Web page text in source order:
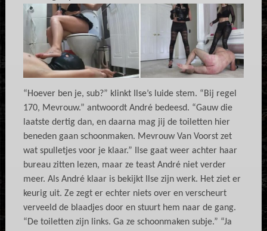
“Hoever ben je, sub?” klinkt Ilse’s luide stem. “Bij regel
170, Mevrouw.” antwoordt André bedeesd. “Gauw die
laatste dertig dan, en daarna mag jij de toiletten hier
beneden gaan schoonmaken. Mevrouw Van Voorst zet
wat spulletjes voor je klaar.” Ilse gaat weer achter haar
bureau zitten lezen, maar ze teast André niet verder
meer. Als André klaar is bekijkt Ilse zijn werk. Het ziet er
keurig uit. Ze zegt er echter niets over en verscheurt
verveeld de blaadjes door en stuurt hem naar de gang.
“De toiletten zijn links. Ga ze schoonmaken subje.” “Ja